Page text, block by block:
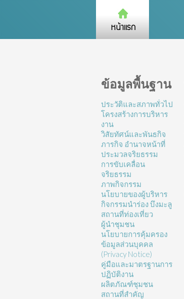
ข้อมูลพื้นฐาน
ประวัติและสภาพทั่วไป
โครงสร้างการบริหาร
งาน
วิสัยทัศน์และพันธกิจ
ภารกิจ อำนาจหน้าที่
ประมวลจริยธรรม
การขับเคลื่อน
จริยธรรม
ภาพกิจกรรม
นโยบายของผู้บริหาร
กิจกรรมนำร่อง บึงมะลู
สถานที่ท่องเที่ยว
ผู้นำชุมชน
นโยบายการคุ้มครอง
ข้อมูลส่วนบุคคล
(Privacy Notice)
คู่มือและมาตรฐานการ
ปฏิบัติงาน
ผลิตภัณฑ์ชุมชน
สถานที่สำคัญ